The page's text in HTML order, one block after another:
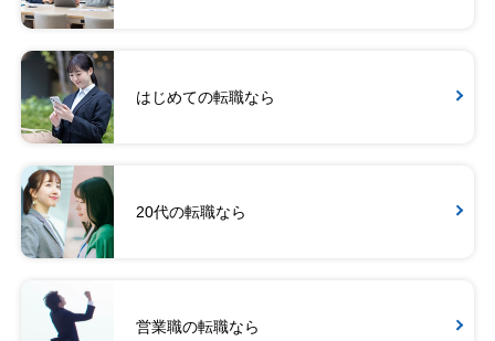
はじめての転職なら
20代の転職なら
営業職の転職なら